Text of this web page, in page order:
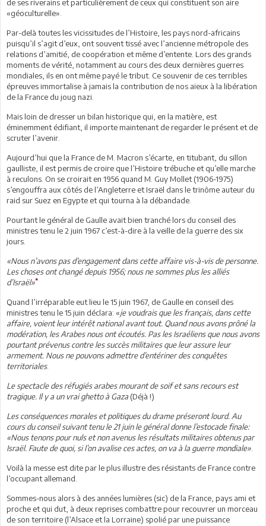
de ses riverains et particulièrement de ceux qui constituent son aire
«géoculturelle».
Par-delà toutes les vicissitudes de l’Histoire, les pays nord-africains
puisqu’il s’agit d’eux, ont souvent tissé avec l’ancienne métropole des
relations d’amitié, de coopération et même d’entente. Lors des grands
moments de vérité, notamment au cours des deux dernières guerres
mondiales, ils en ont même payé le tribut. Ce souvenir de ces terribles
épreuves immortalise à jamais la contribution de nos aïeux à la libération
de la France du joug nazi.
Mais loin de dresser un bilan historique qui, en la matière, est
éminemment édifiant, il importe maintenant de regarder le présent et de
scruter l’avenir.
Aujourd’hui que la France de M. Macron s’écarte, en titubant, du sillon
gaulliste, il est permis de croire que l’Histoire trébuche et qu’elle marche
à reculons. On se croirait en 1956 quand M. Guy Mollet (1906-1975)
s’engouffra aux côtés de l’Angleterre et Israël dans le trinôme auteur du
raid sur Suez en Egypte et qui tourna à la débandade.
Pourtant le général de Gaulle avait bien tranché lors du conseil des
ministres tenu le 2 juin 1967 c’est-à-dire à la veille de la guerre des six
jours.
«Nous n’avons pas d’engagement dans cette affaire vis-à-vis de personne.
Les choses ont changé depuis 1956; nous ne sommes plus les alliés
d’Israël»*
Quand l’irréparable eut lieu le 15 juin 1967, de Gaulle en conseil des
ministres tenu le 15 juin déclara: «je voudrais que les français, dans cette
affaire, voient leur intérêt national avant tout. Quand nous avons prôné la
modération, les Arabes nous ont écoutés. Pas les Israéliens que nous avons
pourtant prévenus contre les succès militaires que leur assure leur
armement. Nous ne pouvons admettre d’entériner des conquêtes
territoriales.
Le spectacle des réfugiés arabes mourant de soif et sans recours est
tragique. Il y a un vrai ghetto à Gaza (Déjà !)
Les conséquences morales et politiques du drame préseront lourd. Au
cours du conseil suivant tenu le 21 juin le général donne l’estocade finale:
«Nous tenons pour nuls et non avenus les résultats militaires obtenus par
Israël. Faute de quoi, si l’on avalise ces actes, on va à la guerre mondiale»
Voilà la messe est dite par le plus illustre des résistants de France contre
l’occupant allemand.
Sommes-nous alors à des années lumières (sic) de la France, pays ami et
proche et qui dut, à deux reprises combattre pour recouvrer un morceau
de son territoire (l’Alsace et la Lorraine) spolié par une puissance